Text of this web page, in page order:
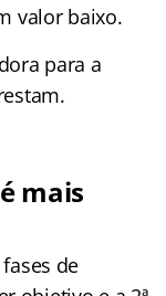
valor baixo.
para a
mais
de